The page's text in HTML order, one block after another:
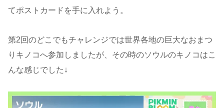
てポストカードを手に入れよう。
第2回のどこでもチャレンジでは世界各地の巨大なおまつ
りキノコへ参加しましたが、その時のソウルのキノコはこ
んな感じでした↓